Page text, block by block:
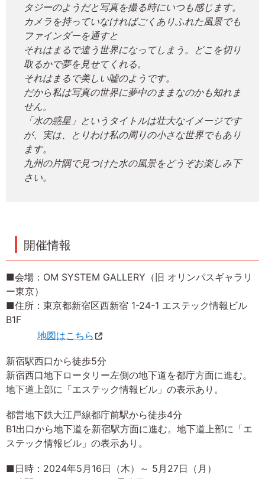
タジーのようだと写真を撮る時にいつも感じます。
カメラを持っていなければごくありふれた風景でも
ファインダーを通すと
それはまるで違う世界になってしまう。どこを切り
取るかで夢を見せてくれる。
それはまるで美しい嘘のようです。
だから私は写真の世界に夢中のままなのかも知れま
せん。
「水の惑星」というタイトルは壮大なイメージです
が、実は、とりわけ私の周りの小さな世界でもあり
ます。
九州の片隅で見つけた水の風景をどうぞお楽しみ下
さい。
開催情報
■会場：OM SYSTEM GALLERY（旧 オリンパスギャラリ
ー東京）
■住所：東京都新宿区西新宿 1-24-1 エステック情報ビル
B1F
地図はこちら
新宿駅西口から徒歩5分
新宿西口地下ロータリー左側の地下道を都庁方面に進む。
地下道上部に「エステック情報ビル」の表示あり。
都営地下鉄大江戸線都庁前駅から徒歩4分
B1出口から地下道を新宿駅方面に進む。地下道上部に「エ
ステック情報ビル」の表示あり。
■日時：2024年5月16日（木）～ 5月27日（月）